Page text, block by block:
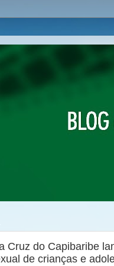
Cruz do Capibaribe
de crianças e